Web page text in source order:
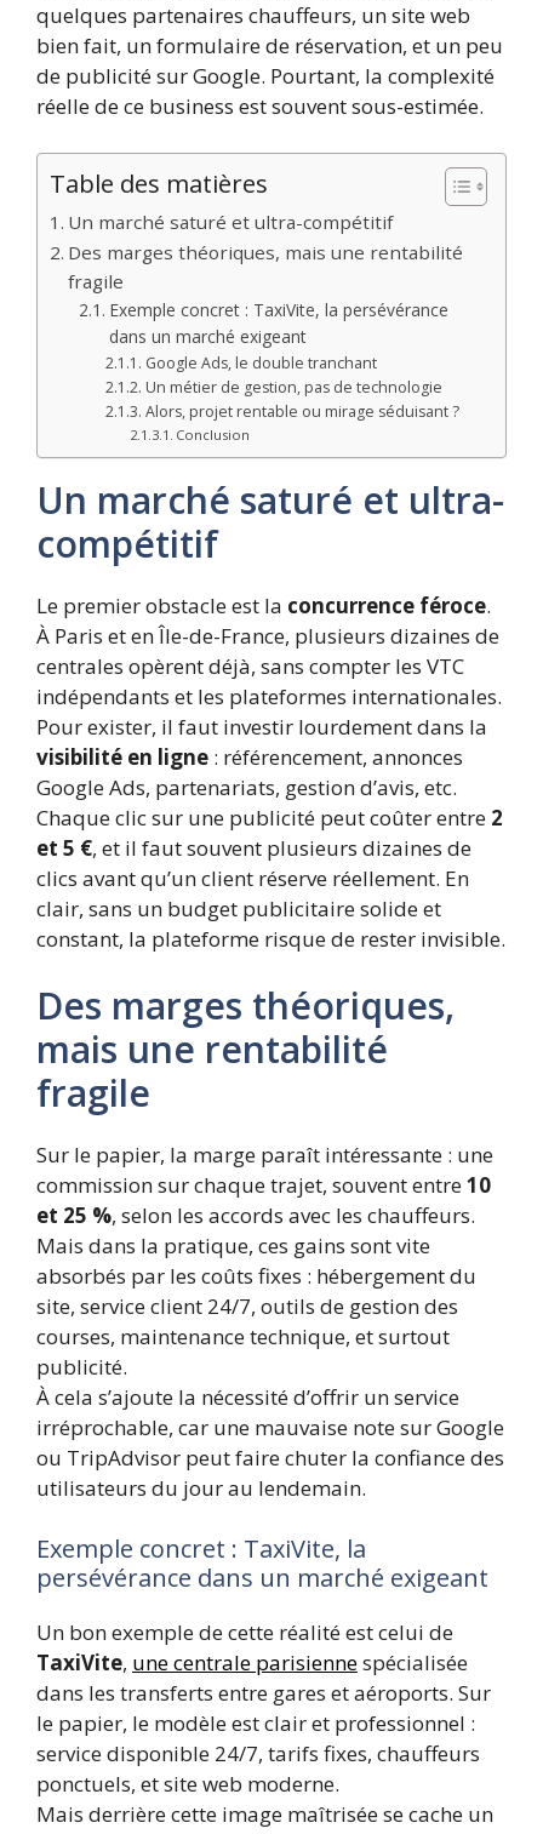
quelques partenaires chauffeurs, un site web
bien fait, un formulaire de réservation, et un peu
de publicité sur Google. Pourtant, la complexité
réelle de ce business est souvent sous-estimée.
Table des matières
Un marché saturé et ultra-compétitif
Des marges théoriques, mais une rentabilité
fragile
Exemple concret : TaxiVite, la persévérance
dans un marché exigeant
Google Ads, le double tranchant
Un métier de gestion, pas de technologie
Alors, projet rentable ou mirage séduisant ?
Conclusion
Un marché saturé et ultra-
compétitif
Le premier obstacle est la concurrence féroce.
À Paris et en Île-de-France, plusieurs dizaines de
centrales opèrent déjà, sans compter les VTC
indépendants et les plateformes internationales.
Pour exister, il faut investir lourdement dans la
visibilité en ligne : référencement, annonces
Google Ads, partenariats, gestion d’avis, etc.
Chaque clic sur une publicité peut coûter entre 2
et 5 €, et il faut souvent plusieurs dizaines de
clics avant qu’un client réserve réellement. En
clair, sans un budget publicitaire solide et
constant, la plateforme risque de rester invisible.
Des marges théoriques,
mais une rentabilité
fragile
Sur le papier, la marge paraît intéressante : une
commission sur chaque trajet, souvent entre10
et 25 %, selon les accords avec les chauffeurs.
Mais dans la pratique, ces gains sont vite
absorbés par les coûts fixes : hébergement du
site, service client 24/7, outils de gestion des
courses, maintenance technique, et surtout
publicité.
À cela s’ajoute la nécessité d’offrir un service
irréprochable, car une mauvaise note sur Google
ou TripAdvisor peut faire chuter la confiance des
utilisateurs du jour au lendemain.
Exemple concret : TaxiVite, la
persévérance dans un marché exigeant
Un bon exemple de cette réalité est celui de
TaxiVite, une centrale parisiennespécialisée
dans les transferts entre gares et aéroports. Sur
le papier, le modèle est clair et professionnel :
service disponible 24/7, tarifs fixes, chauffeurs
ponctuels, et site web moderne.
Mais derrière cette image maîtrisée se cache un